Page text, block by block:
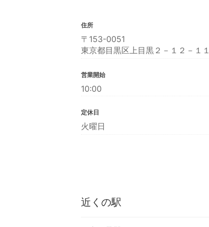
住所
〒153-0051
東京都目黒区上目黒２－１２－１１
営業開始
10:00
定休日
火曜日
近くの駅